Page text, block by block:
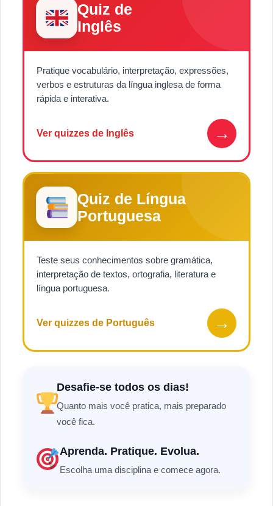
Quiz de
Inglês
Pratique vocabulário, interpretação, expressões,
verbos e estruturas da língua inglesa de forma
rápida e interativa.
Ver quizzes de Inglês →
Quiz de Língua
Portuguesa
Teste seus conhecimentos sobre gramática,
interpretação de textos, ortografia, literatura e
língua portuguesa.
Ver quizzes de Português →
Desafie-se todos os dias!
Quanto mais você pratica, mais preparado
você fica.
Aprenda. Pratique. Evolua.
Escolha uma disciplina e comece agora.